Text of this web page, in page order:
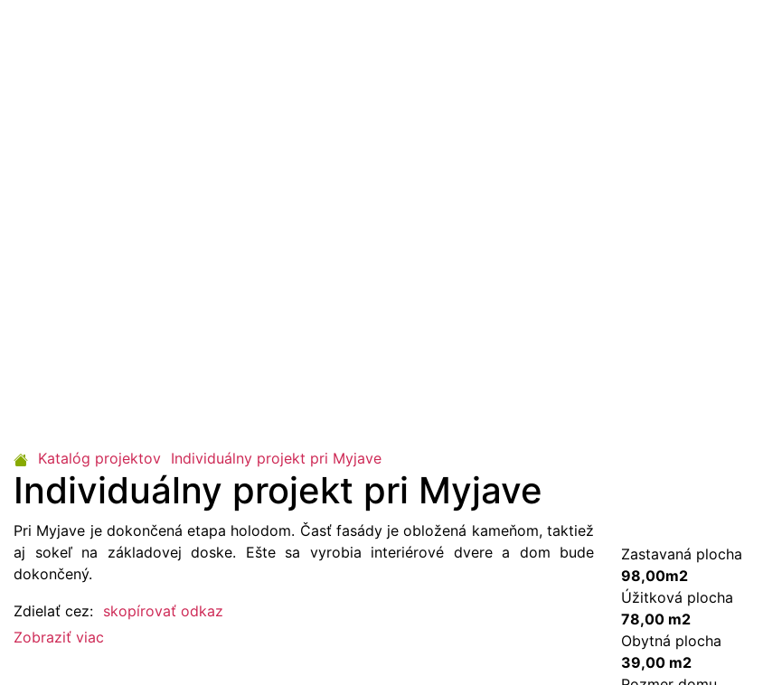
Katalóg projektov Individuálny projekt pri Myjave
Individuálny projekt pri Myjave
Pri Myjave je dokončená etapa holodom. Časť fasády je obložená kameňom, taktiež
aj sokeľ na základovej doske. Ešte sa vyrobia interiérové dvere a dom bude
dokončený.
Zdielať cez: skopírovať odkaz
Zobraziť viac
Zastavaná plocha
98,00m2
Úžitková plocha
78,00 m2
Obytná plocha
39,00 m2